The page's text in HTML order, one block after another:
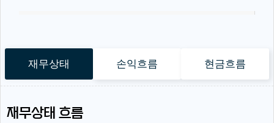
재무상태 손익흐름 현금흐름
재무상태 흐름